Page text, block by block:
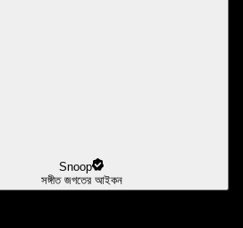
Snoop
সঙ্গীত জগতের আইকন